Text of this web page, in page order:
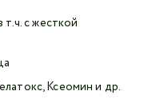
с жесткой
Ксеомин и др.